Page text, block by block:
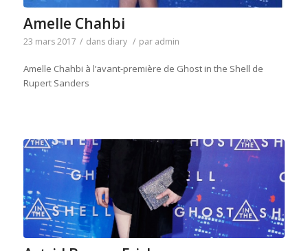
Amelle Chahbi
23 mars 2017 / dans diary / par admin
Amelle Chahbi à l’avant-première de Ghost in the Shell de
Rupert Sanders